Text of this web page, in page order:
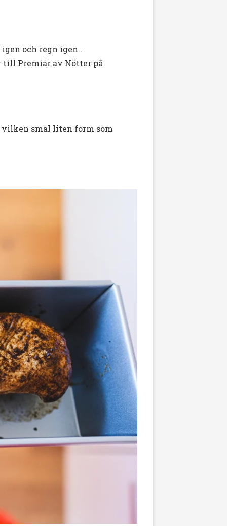
och regn igen..
till Premiär av Nötter på
smal liten form som